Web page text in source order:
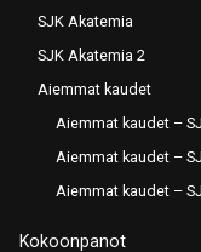
SJK Akatemia
SJK Akatemia 2
Aiemmat kaudet
Aiemmat kaudet –
Aiemmat kaudet –
Aiemmat kaudet –
Kokoonpanot